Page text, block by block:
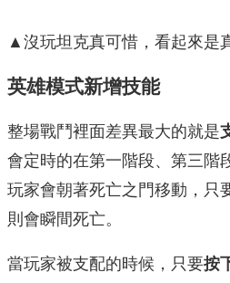
▲沒玩坦克真可惜，看起來是
英雄模式新增技能
整場戰鬥裡面差異最大的就是
會定時的在第一階段、第三階
玩家會朝著死亡之門移動，只
則會瞬間死亡。
當玩家被支配的時候，只要按